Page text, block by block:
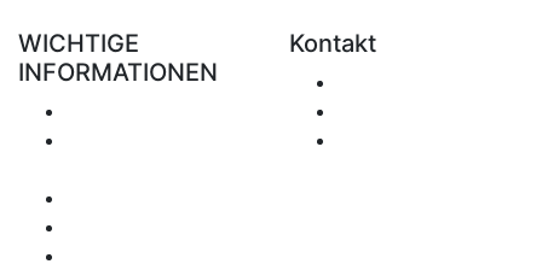
WICHTIGE
INFORMATIONEN
Kontakt